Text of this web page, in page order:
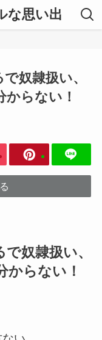
な思い出
奴隷扱い、
らない！
奴隷扱い、
からない！